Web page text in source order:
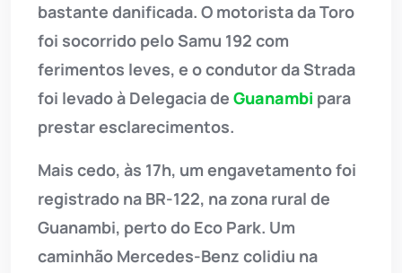
bastante danificada. O motorista da Toro
foi socorrido pelo Samu 192 com
ferimentos leves, e o condutor da Strada
foi levado à Delegacia de Guanambi para
prestar esclarecimentos.
Mais cedo, às 17h, um engavetamento foi
registrado na BR-122, na zona rural de
Guanambi, perto do Eco Park. Um
caminhão Mercedes-Benz colidiu na